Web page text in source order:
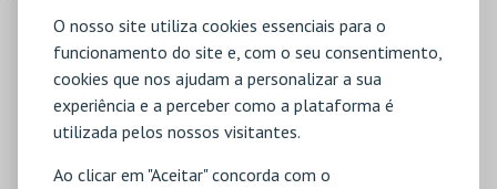
O nosso site utiliza cookies essenciais para o
funcionamento do site e, com o seu consentimento,
cookies que nos ajudam a personalizar a sua
experiência e a perceber como a plataforma é
utilizada pelos nossos visitantes.
Ao clicar em "Aceitar" concorda com o